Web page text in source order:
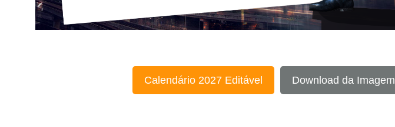
Calendário 2027 Editável Download da Imagem